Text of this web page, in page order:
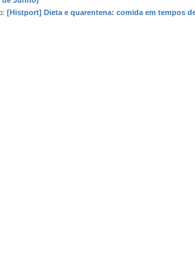
[Histport] Dieta e quarentena: comida em tempos